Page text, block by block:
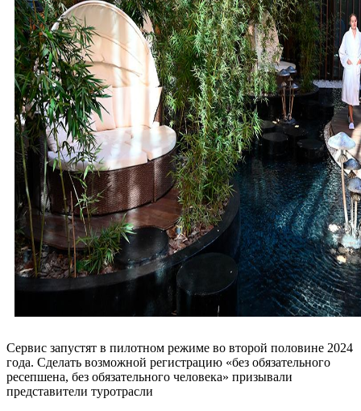
Сервис запустят в пилотном режиме во второй половине 2024
года. Сделать возможной регистрацию «без обязательного
ресепшена, без обязательного человека» призывали
представители туротрасли